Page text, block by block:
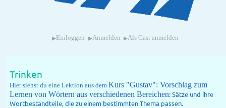
▸ Einloggen ▸Anmelden ▸Als Gast anmelden
Trinken
Hier siehst du eine Lektion aus dem Kurs "Gustav": Vorschlag zum
Lernen von Wörtern aus verschiedenen Bereichen: Sätze und ihre
Wortbestandteile, die zu einem bestimmten Thema passen.